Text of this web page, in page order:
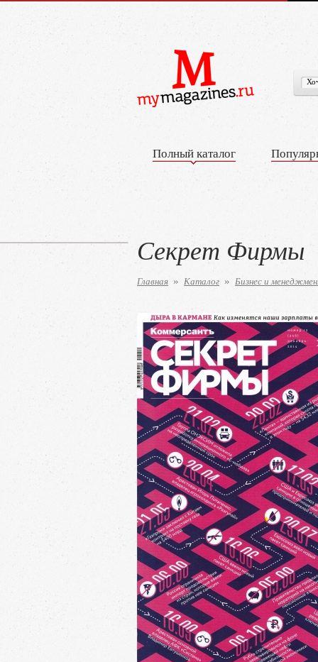
Полный каталог
Секрет Фирмы
Главная » Каталог » Бизнес и